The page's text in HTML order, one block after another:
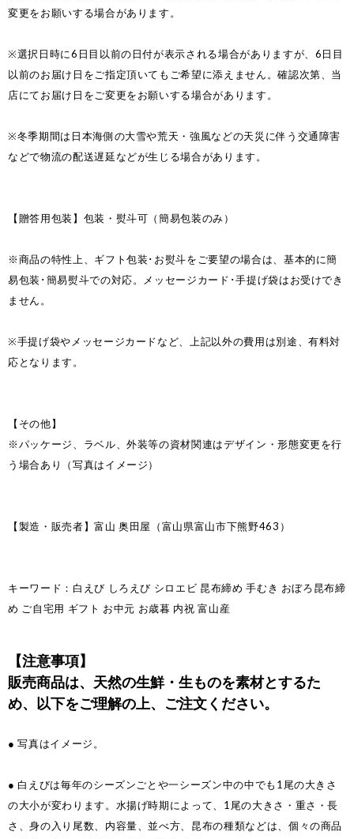
変更をお願いする場合があります。
※選択日時に6日目以前の日付が表示される場合がありますが、6日目
以前のお届け日をご指定頂いてもご希望に添えません。確認次第、当
店にてお届け日をご変更をお願いする場合があります。
※冬季期間は日本海側の大雪や荒天・強風などの天災に伴う交通障害
などで物流の配送遅延などが生じる場合があります。
【贈答用包装】包装・熨斗可（簡易包装のみ）
※商品の特性上、ギフト包装･お熨斗をご要望の場合は、基本的に簡
易包装･簡易熨斗での対応。メッセージカード･手提げ袋はお受けでき
ません。
※手提げ袋やメッセージカードなど、上記以外の費用は別途、有料対
応となります。
【その他】
※パッケージ、ラベル、外装等の資材関連はデザイン・形態変更を行
う場合あり（写真はイメージ）
【製造・販売者】富山 奥田屋（富山県富山市下熊野463）
キーワード：白えび しろえび シロエビ 昆布締め 手むき おぼろ昆布締
め ご自宅用 ギフト お中元 お歳暮 内祝 富山産
【注意事項】
販売商品は、天然の生鮮・生ものを素材とするた
め、以下をご理解の上、ご注文ください。
● 写真はイメージ。
● 白えびは毎年のシーズンごとや一シーズン中の中でも1尾の大きさ
の大小が変わります。水揚げ時期によって、1尾の大きさ・重さ・長
さ、身の入り尾数、内容量、並べ方、昆布の種類などは、個々の商品